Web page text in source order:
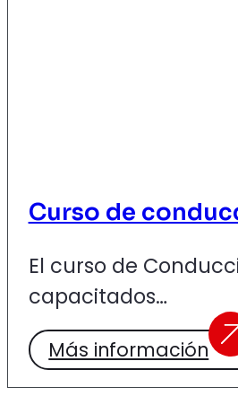
Curso de
El curso de
capacitados…
Más información